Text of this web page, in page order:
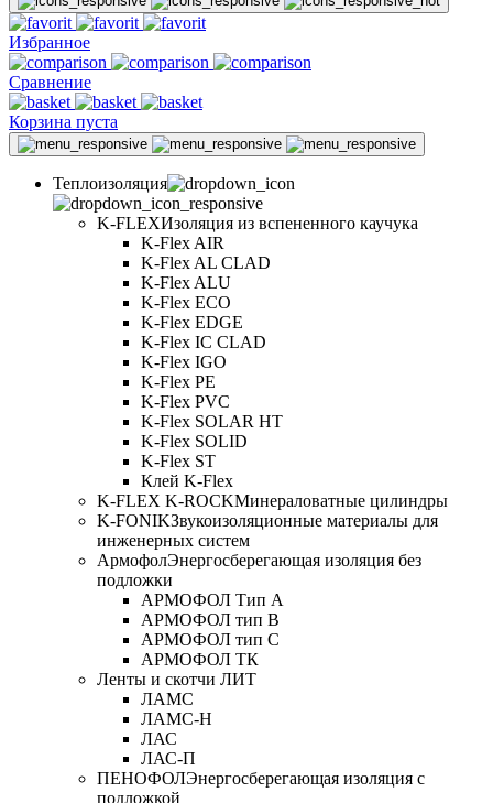
Избранное
Сравнение
Корзина пуста
Теплоизоляция
K-FLEXИзоляция из вспененного каучука
K-Flex AIR
K-Flex AL CLAD
K-Flex ALU
K-Flex ECO
K-Flex EDGE
K-Flex IC CLAD
K-Flex IGO
K-Flex PE
K-Flex PVC
K-Flex SOLAR HT
K-Flex SOLID
K-Flex ST
Клей K-Flex
K-FLEX K-ROCKМинераловатные цилиндры
K-FONIKЗвукоизоляционные материалы для
инженерных систем
АрмофолЭнергосберегающая изоляция без
подложки
АРМОФОЛ Тип А
АРМОФОЛ тип В
АРМОФОЛ тип C
АРМОФОЛ ТК
Ленты и скотчи ЛИТ
ЛАМС
ЛАМС-Н
ЛАС
ЛАС-П
ПЕНОФОЛЭнергосберегающая изоляция с
подложкой